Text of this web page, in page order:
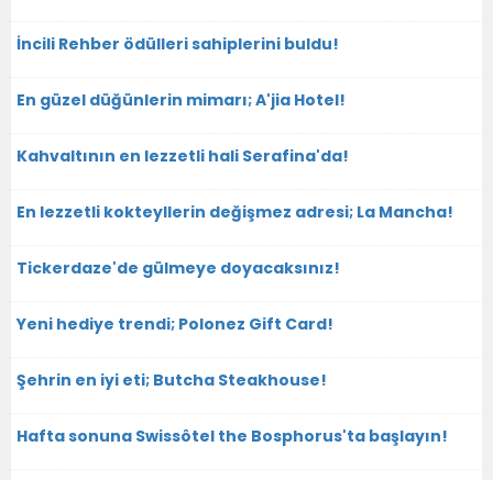
İncili Rehber ödülleri sahiplerini buldu!
En güzel düğünlerin mimarı; A'jia Hotel!
Kahvaltının en lezzetli hali Serafina'da!
En lezzetli kokteyllerin değişmez adresi; La Mancha!
Tickerdaze'de gülmeye doyacaksınız!
Yeni hediye trendi; Polonez Gift Card!
Şehrin en iyi eti; Butcha Steakhouse!
Hafta sonuna Swissôtel the Bosphorus'ta başlayın!